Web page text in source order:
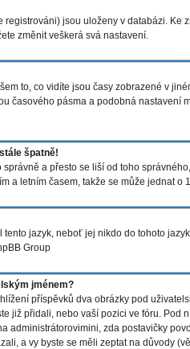
registrováni) jsou uloženy v databázi. Ke
změnit veškerá svá nastavení.
to, co vidíte jsou časy zobrazené v
časového pásma a podobná
špatně!
správně a přesto se liší od toho
a letním časem, takže se může jednat o
jazyk, neboť jej nikdo do tohoto
Group
jménem?
příspěvků dva obrázky pod
již přidali, nebo vaší pozici ve fóru.
administrátorovimini, zda postavičky
a vy byste se měli zeptat na důvody